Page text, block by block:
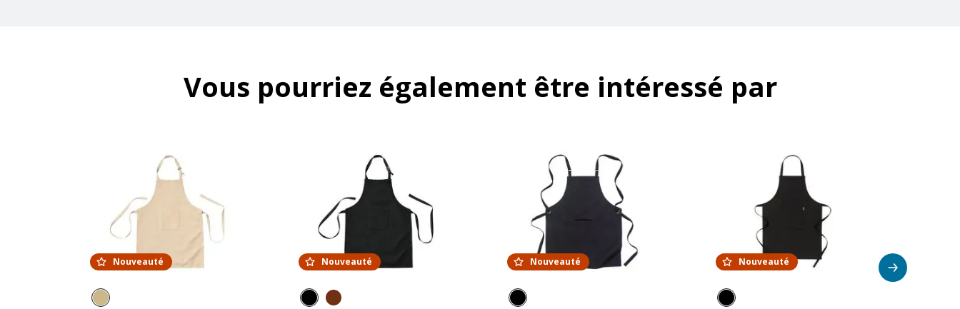
Vous pourriez également être intéressé par
Nouveauté Nouveauté Nouveauté Nouveauté